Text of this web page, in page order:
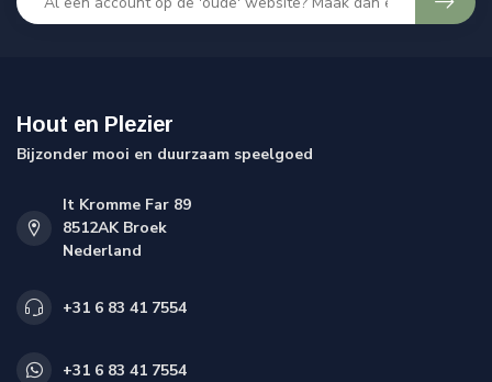
Hout en Plezier
Bijzonder mooi en duurzaam speelgoed
It Kromme Far 89
8512AK Broek
Nederland
+31 6 83 41 7554
+31 6 83 41 7554